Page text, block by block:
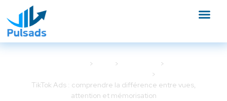
TikTok Ads : comprendre la différence entre vues,
attention et mémorisation